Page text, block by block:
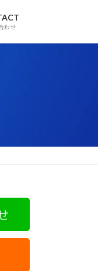
わせ